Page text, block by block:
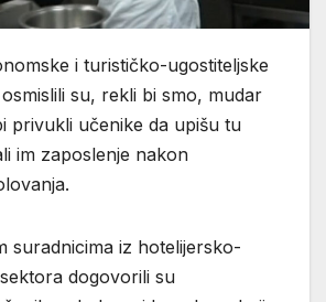
i turističko-ugostiteljske
su, rekli bi smo, mudar
privukli učenike da upišu tu
im zaposlenje nakon
suradnicima iz hotelijersko-
dogovorili su